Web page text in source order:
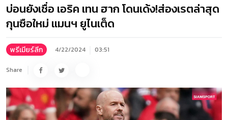
บ่อนยังเชื่อ เอริค เทน ฮาก โดนเด้ง!ส่องเรตล่าสุด
กุนซือใหม่ แมนฯ ยูไนเต็ด
พรีเมียร์ลีก 4/22/2024 03:51
Share